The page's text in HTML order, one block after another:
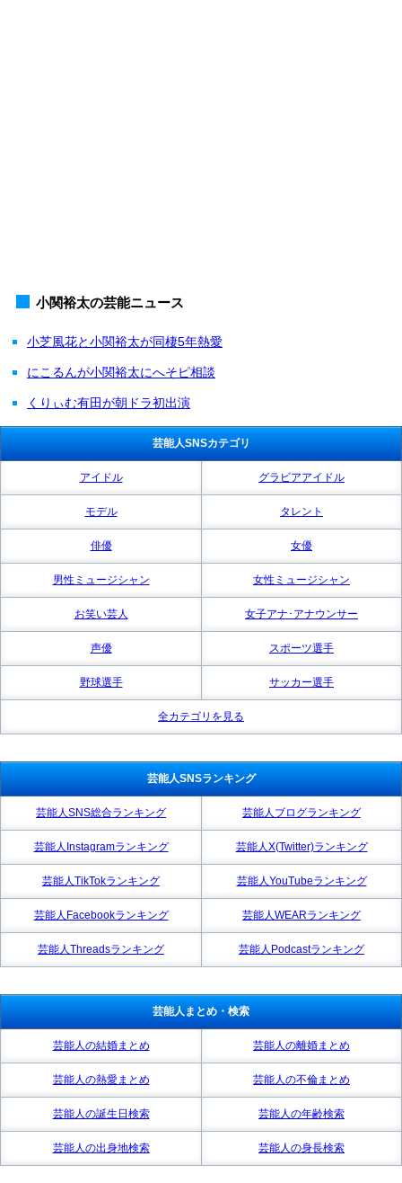
小関裕太の芸能ニュース
小芝風花と小関裕太が同棲5年熱愛
にこるんが小関裕太にへそピ相談
くりぃむ有田が朝ドラ初出演
芸能人SNSカテゴリ
アイドル グラビアアイドル
モデル タレント
俳優 女優
男性ミュージシャン 女性ミュージシャン
お笑い芸人 女子アナ･アナウンサー
声優 スポーツ選手
野球選手 サッカー選手
全カテゴリを見る
芸能人SNSランキング
芸能人SNS総合ランキング 芸能人ブログランキング
芸能人Instagramランキング 芸能人X(Twitter)ランキング
芸能人TikTokランキング 芸能人YouTubeランキング
芸能人Facebookランキング 芸能人WEARランキング
芸能人Threadsランキング 芸能人Podcastランキング
芸能人まとめ・検索
芸能人の結婚まとめ 芸能人の離婚まとめ
芸能人の熱愛まとめ 芸能人の不倫まとめ
芸能人の誕生日検索 芸能人の年齢検索
芸能人の出身地検索 芸能人の身長検索